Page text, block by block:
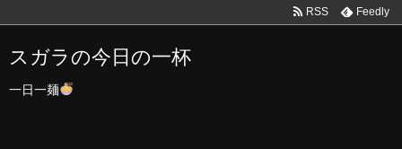
スガラの今日の一杯
一日一麺
RSS Feedly